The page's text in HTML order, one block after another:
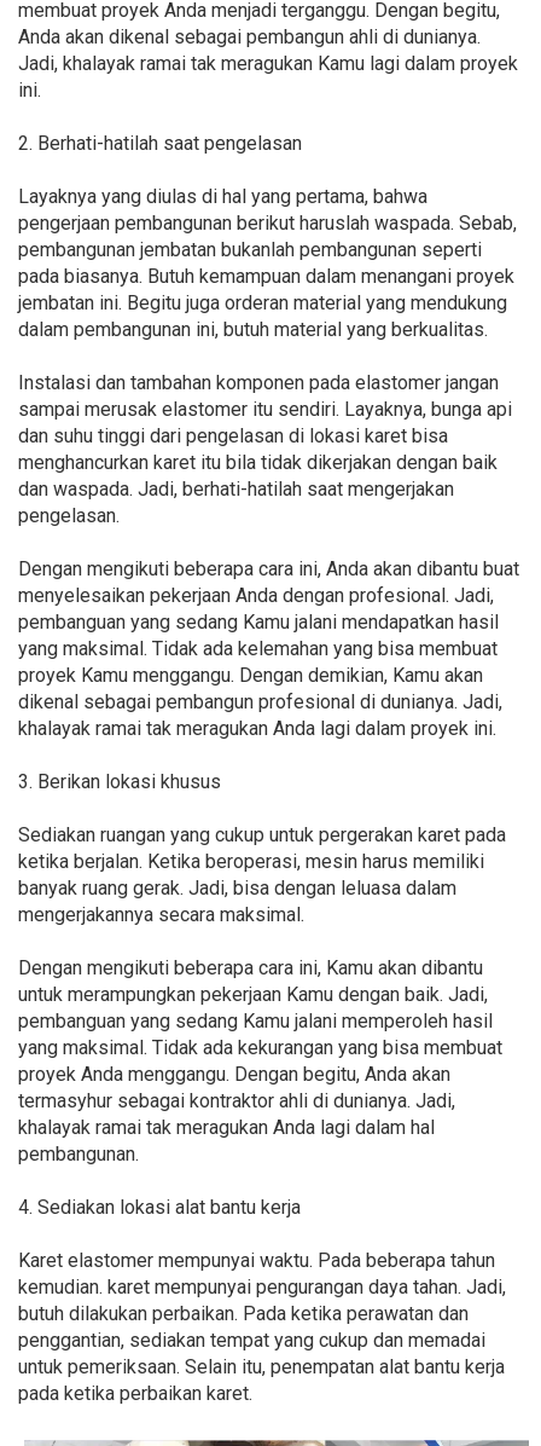
membuat proyek Anda menjadi terganggu. Dengan begitu,
Anda akan dikenal sebagai pembangun ahli di dunianya.
Jadi, khalayak ramai tak meragukan Kamu lagi dalam proyek
ini.
2. Berhati-hatilah saat pengelasan
Layaknya yang diulas di hal yang pertama, bahwa
pengerjaan pembangunan berikut haruslah waspada. Sebab,
pembangunan jembatan bukanlah pembangunan seperti
pada biasanya. Butuh kemampuan dalam menangani proyek
jembatan ini. Begitu juga orderan material yang mendukung
dalam pembangunan ini, butuh material yang berkualitas.
Instalasi dan tambahan komponen pada elastomer jangan
sampai merusak elastomer itu sendiri. Layaknya, bunga api
dan suhu tinggi dari pengelasan di lokasi karet bisa
menghancurkan karet itu bila tidak dikerjakan dengan baik
dan waspada. Jadi, berhati-hatilah saat mengerjakan
pengelasan.
Dengan mengikuti beberapa cara ini, Anda akan dibantu buat
menyelesaikan pekerjaan Anda dengan profesional. Jadi,
pembanguan yang sedang Kamu jalani mendapatkan hasil
yang maksimal. Tidak ada kelemahan yang bisa membuat
proyek Kamu menggangu. Dengan demikian, Kamu akan
dikenal sebagai pembangun profesional di dunianya. Jadi,
khalayak ramai tak meragukan Anda lagi dalam proyek ini.
3. Berikan lokasi khusus
Sediakan ruangan yang cukup untuk pergerakan karet pada
ketika berjalan. Ketika beroperasi, mesin harus memiliki
banyak ruang gerak. Jadi, bisa dengan leluasa dalam
mengerjakannya secara maksimal.
Dengan mengikuti beberapa cara ini, Kamu akan dibantu
untuk merampungkan pekerjaan Kamu dengan baik. Jadi,
pembanguan yang sedang Kamu jalani memperoleh hasil
yang maksimal. Tidak ada kekurangan yang bisa membuat
proyek Anda menggangu. Dengan begitu, Anda akan
termasyhur sebagai kontraktor ahli di dunianya. Jadi,
khalayak ramai tak meragukan Anda lagi dalam hal
pembangunan.
4. Sediakan lokasi alat bantu kerja
Karet elastomer mempunyai waktu. Pada beberapa tahun
kemudian. karet mempunyai pengurangan daya tahan. Jadi,
butuh dilakukan perbaikan. Pada ketika perawatan dan
penggantian, sediakan tempat yang cukup dan memadai
untuk pemeriksaan. Selain itu, penempatan alat bantu kerja
pada ketika perbaikan karet.